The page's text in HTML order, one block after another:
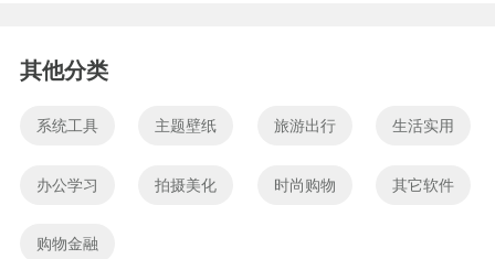
其他分类
系统工具 主题壁纸 旅游出行 生活实用
办公学习 拍摄美化 时尚购物 其它软件
购物金融